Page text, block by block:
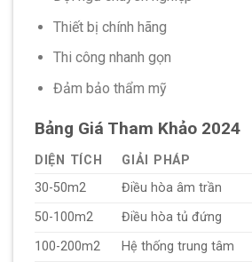
Thiết bị chính hãng
Thi công nhanh gọn
Đảm bảo thẩm mỹ
Bảng Giá Tham Khảo 2024
DIỆN TÍCH GIẢI PHÁP
30-50m2
Điều hòa âm trần
50-100m2
Điều hòa tủ đứng
100-200m2
Hệ thống trung tâm